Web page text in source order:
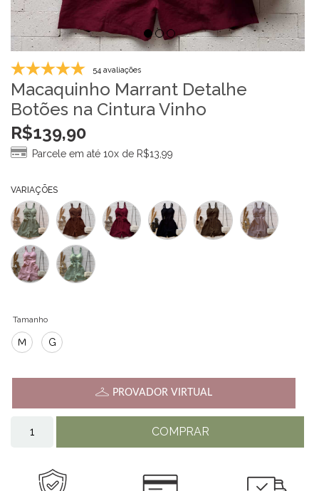
54 avaliações
Macaquinho Marrant Detalhe
Botões na Cintura Vinho
R$139,90
Parcele em até 10x de R$13,99
VARIAÇÕES
Tamanho
M G
PROVADOR VIRTUAL
COMPRAR